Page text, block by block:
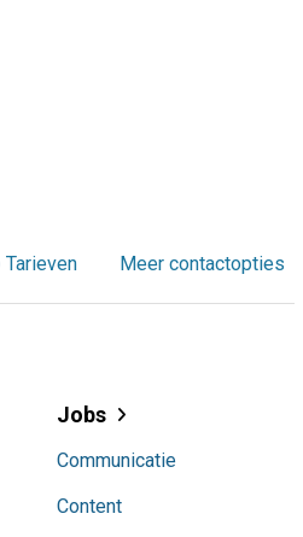
Tarieven Meer contactopties
Jobs
Communicatie
Content